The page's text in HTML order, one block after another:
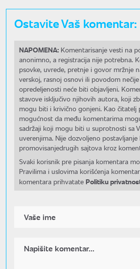
Ostavite Vaš komentar:
NAPOMENA: Komentarisanje vesti na
anonimno, a registracija nije potrebna.
psovke, uvrede, pretnje i govor mržnje
verskoj, rasnoj osnovi ili povodom
opredeljenosti neće biti objavljeni.
stavove isključivo njihovih autora, koji
mogu biti i krivično gonjeni. Kao čitatelj
mogućnost da među komentarima
sadržaji koji mogu biti u suprotnosti sa
uverenjima. Nije dozvoljeno
promovisanjedrugih sajtova kroz
Svaki korisnik pre pisanja komentara
Pravilima i uslovima korišćenja
komentara prihvatate Politiku